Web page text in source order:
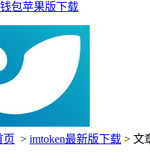
包苹果版下载
页 > imtoken最新版下载 > 文